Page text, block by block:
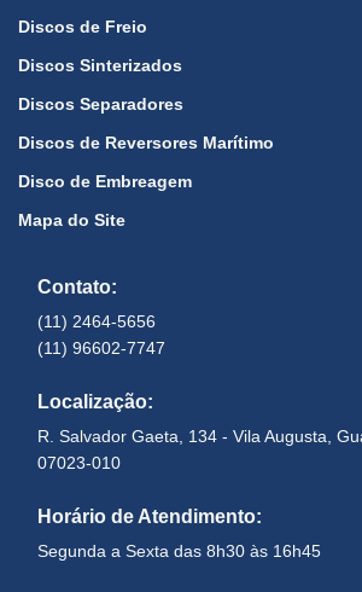
Discos de Freio
Discos Sinterizados
Discos Separadores
Discos de Reversores Marítimo
Disco de Embreagem
Mapa do Site
Contato:
(11) 2464-5656
(11) 96602-7747
Localização:
R. Salvador Gaeta, 134 - Vila Augusta,
07023-010
Horário de Atendimento:
Segunda a Sexta das 8h30 às 16h45